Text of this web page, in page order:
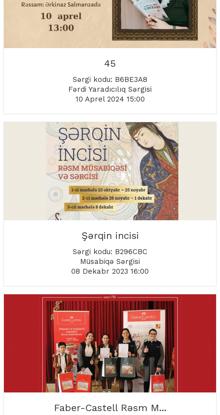
45
Sərgi kodu: B6BE3A8
Fərdi Yaradıcılıq Sərgisi
10 Aprel 2024 15:00
Şərqin incisi
Sərgi kodu: B296CBC
Müsabiqə Sərgisi
08 Dekabr 2023 16:00
Faber-Castell Rəsm M...